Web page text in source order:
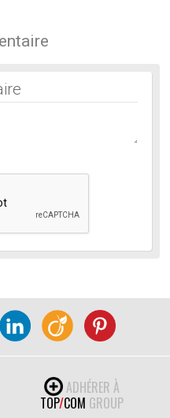
ADHÉRER À
TOP/COM GROUP